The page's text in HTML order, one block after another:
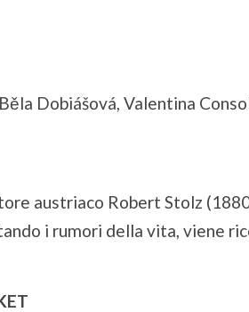
Dobiášová, Valentina
austriaco Robert Stolz
i rumori della vita, viene